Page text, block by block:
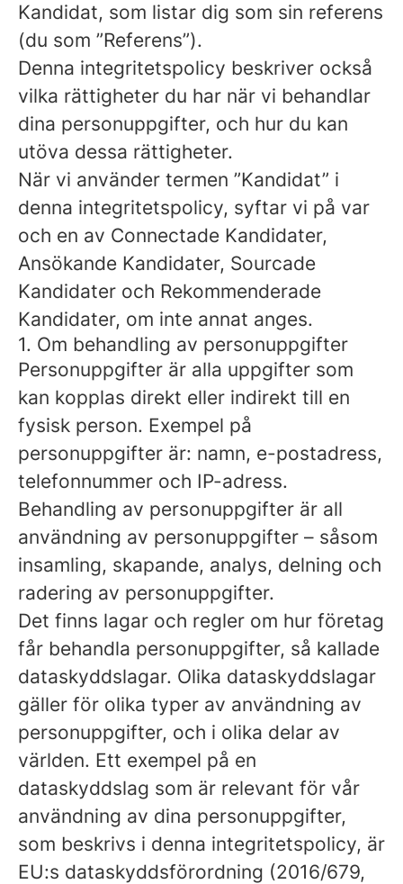
Kandidat, som listar dig som sin referens
(du som ”Referens”).
Denna integritetspolicy beskriver också
vilka rättigheter du har när vi behandlar
dina personuppgifter, och hur du kan
utöva dessa rättigheter.
När vi använder termen ”Kandidat” i
denna integritetspolicy, syftar vi på var
och en av Connectade Kandidater,
Ansökande Kandidater, Sourcade
Kandidater och Rekommenderade
Kandidater, om inte annat anges.
1. Om behandling av personuppgifter
Personuppgifter är alla uppgifter som
kan kopplas direkt eller indirekt till en
fysisk person. Exempel på
personuppgifter är: namn, e-postadress,
telefonnummer och IP-adress.
Behandling av personuppgifter är all
användning av personuppgifter – såsom
insamling, skapande, analys, delning och
radering av personuppgifter.
Det finns lagar och regler om hur företag
får behandla personuppgifter, så kallade
dataskyddslagar. Olika dataskyddslagar
gäller för olika typer av användning av
personuppgifter, och i olika delar av
världen. Ett exempel på en
dataskyddslag som är relevant för vår
användning av dina personuppgifter,
som beskrivs i denna integritetspolicy, är
EU:s dataskyddsförordning (2016/679,